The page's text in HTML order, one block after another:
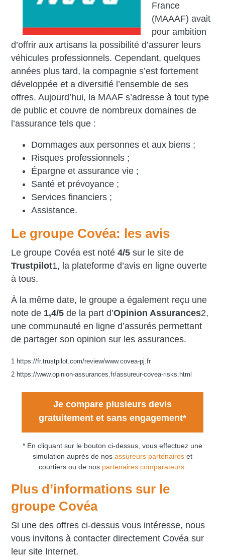
France
(MAAAF) avait
pour ambition
d’offrir aux artisans la possibilité d’assurer leurs
véhicules professionnels. Cependant, quelques
années plus tard, la compagnie s’est fortement
développée et a diversifié l’ensemble de ses
offres. Aujourd’hui, la MAAF s’adresse à tout type
de public et couvre de nombreux domaines de
l’assurance tels que :
Dommages aux personnes et aux biens ;
Risques professionnels ;
Épargne et assurance vie ;
Santé et prévoyance ;
Services financiers ;
Assistance.
Le groupe Covéa: les avis
Le groupe Covéa est noté 4/5 sur le site de
Trustpilot1, la plateforme d’avis en ligne ouverte
à tous.
À la même date, le groupe a également reçu une
note de 1,4/5 de la part d’Opinion Assurances2,
une communauté en ligne d’assurés permettant
de partager son opinion sur les assurances.
1 https://fr.trustpilot.com/review/www.covea-pj.fr
2 https://www.opinion-assurances.fr/assureur-covea-risks.html
Je compare plusieurs devis
gratuitement et sans engagement*
* En cliquant sur le bouton ci-dessus, vous effectuez une
simulation auprès de nos assureurs partenaires et
courtiers ou de nos partenaires comparateurs.
Plus d’informations sur le
groupe Covéa
Si une des offres ci-dessus vous intéresse, nous
vous invitons à contacter directement Covéa sur
leur site Internet.